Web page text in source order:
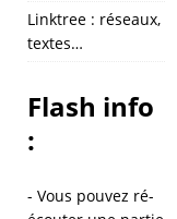
Linktree : réseaux,
textes…
Flash info
:
- Vous pouvez ré-